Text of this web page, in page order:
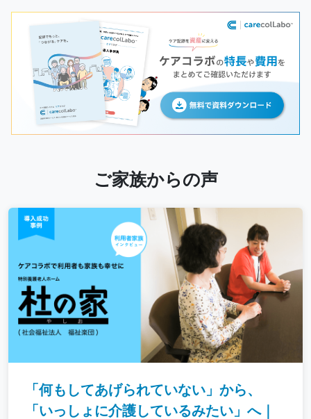
ご家族からの声
「何もしてあげられていない」から、
「いっしょに介護しているみたい」へ｜